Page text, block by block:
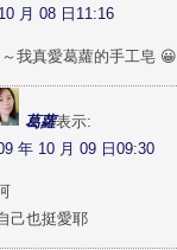
月 08 日11:16
我真愛葛蘿的手工皂 😀
葛蘿表示:
年 10 月 09 日09:30
己也挺愛耶